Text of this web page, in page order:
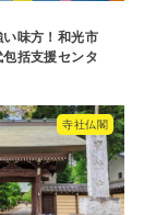
味方！和光市
包括支援センタ
寺社仏閣